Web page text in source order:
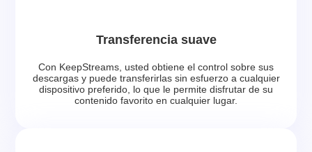
Transferencia suave
Con KeepStreams, usted obtiene el control sobre sus
descargas y puede transferirlas sin esfuerzo a cualquier
dispositivo preferido, lo que le permite disfrutar de su
contenido favorito en cualquier lugar.